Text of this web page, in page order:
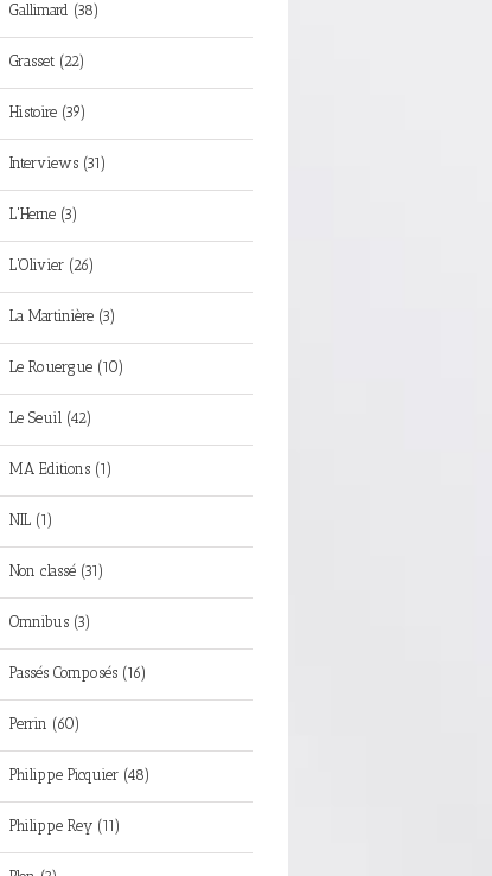
Gallimard (38)
Grasset (22)
Histoire (39)
Interviews (31)
L'Herne (3)
L'Olivier (26)
La Martinière (3)
Le Rouergue (10)
Le Seuil (42)
MA Editions (1)
NIL (1)
Non classé (31)
Omnibus (3)
Passés Composés (16)
Perrin (60)
Philippe Picquier (48)
Philippe Rey (11)